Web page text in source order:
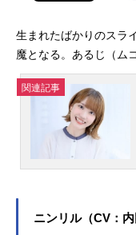
生まれたばかりのスラ
魔となる。あるじ（ム
関連記事
ニンリル（CV：内